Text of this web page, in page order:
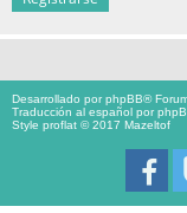
Desarrollado porphpBB®
Traducción al español por
Style proflat © 2017 Mazeltof